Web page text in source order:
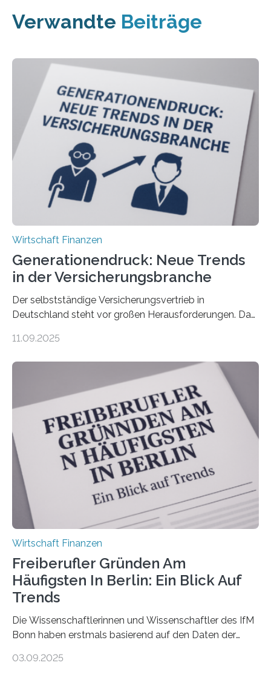
Verwandte Beiträge
Wirtschaft Finanzen
Generationendruck: Neue Trends
in der Versicherungsbranche
Der selbstständige Versicherungsvertrieb in
Deutschland steht vor großen Herausforderungen. Das
Dr. Matthias Beenken und Prof. Dr. Lukas Linnenbrink
Bundesverbands Deutscher Versicherungskaufleute e.V.
durchgeführt haben. Die Studie basiert auf den
Antworten von 1.440 selbstständigen
Versicherungsvertreter*innen und -makler*innen. Ein
Ergebnis: Deutlich mehr als die Hälfte der Befragten ist
über 50 Jahre alt und wird in den nächsten Jahren eine
Nachfolgeregelung benötigen. Aber nur ein Drittel hat
bereits Regelungen…
11.09.2025
Wirtschaft Finanzen
Freiberufler Gründen Am
Häufigsten In Berlin: Ein Blick Auf
Trends
Die Wissenschaftlerinnen und Wissenschaftler des IfM
Bonn haben erstmals basierend auf den Daten der
Landkreise mit den meisten Gründungen von
03.09.2025